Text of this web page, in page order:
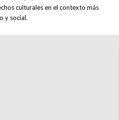
culturales en el contexto más
y social.